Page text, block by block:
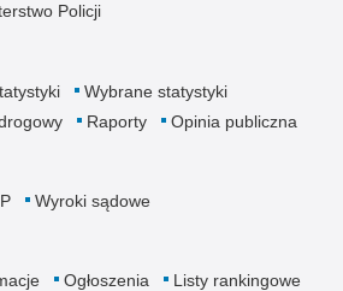
Policji
Wybrane statystyki
Raporty Opinia publiczna
Wyroki sądowe
Ogłoszenia
Listy rankingowe